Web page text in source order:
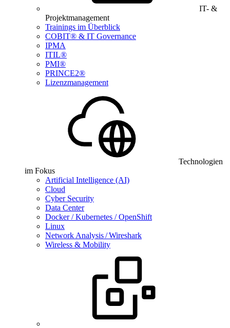
IT- &
Projektmanagement
Trainings im Überblick
COBIT® & IT Governance
IPMA
ITIL®
PMI®
PRINCE2®
Lizenzmanagement
Technologien
im Fokus
Artificial Intelligence (AI)
Cloud
Cyber Security
Data Center
Docker / Kubernetes / OpenShift
Linux
Network Analysis / Wireshark
Wireless & Mobility